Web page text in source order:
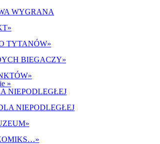
»
TYTANÓW»
BIEGACZY»
»
»
NIEPODLEGŁEJ
»
»